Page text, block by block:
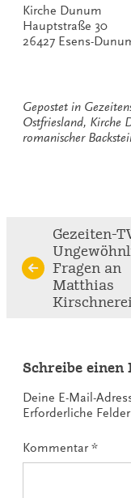
Kirche Dunum
Hauptstraße 30
26427 Esens-
Gepostet in
Ostfriesland, Kirche
romanischer
Continue
Reading
Gezeiten-
Fragen an
Matthias
Schreibe einen
Deine E-Mail-
Erforderliche
Kommentar*